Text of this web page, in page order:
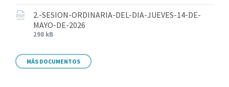
2.-SESION-ORDINARIA-DEL-DIA-JUEVES-14-DE-
MAYO-DE-2026
298 kB
MÁS DOCUMENTOS